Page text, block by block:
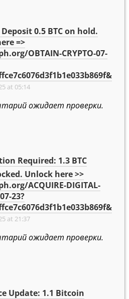
0.5 BTC on hold.
=>
OBTAIN-CRYPTO-07-
at 05:14
ожидает проверки.
Required: 1.3 BTC
Unlock here >>
ACQUIRE-DIGITAL-
23?
at 21:37
ожидает проверки.
Update: 1.1 Bitcoin